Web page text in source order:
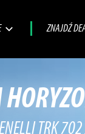
ZNAJDŹ
TRK